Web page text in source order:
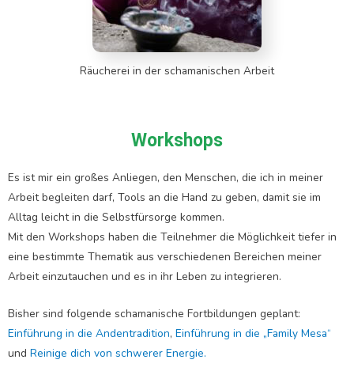
Räucherei in der schamanischen Arbeit
Workshops
Es ist mir ein großes Anliegen, den Menschen, die ich in meiner
Arbeit begleiten darf, Tools an die Hand zu geben, damit sie im
Alltag leicht in die Selbstfürsorge kommen.
Mit den Workshops haben die Teilnehmer die Möglichkeit tiefer in
eine bestimmte Thematik aus verschiedenen Bereichen meiner
Arbeit einzutauchen und es in ihr Leben zu integrieren.
Bisher sind folgende schamanische Fortbildungen geplant:
Einführung in die Andentradition, Einführung in die „Family Mesa“
und Reinige dich von schwerer Energie.